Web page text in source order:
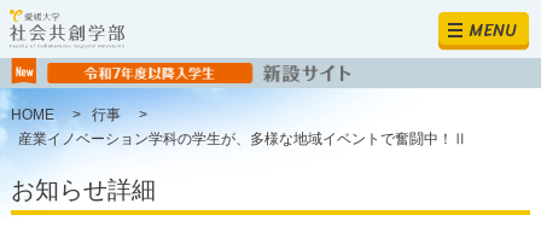
MENU
HOME > 行事
>
産業イノベーション学科の学生が、多様な地域イベントで奮闘中！Ⅱ
お知らせ詳細